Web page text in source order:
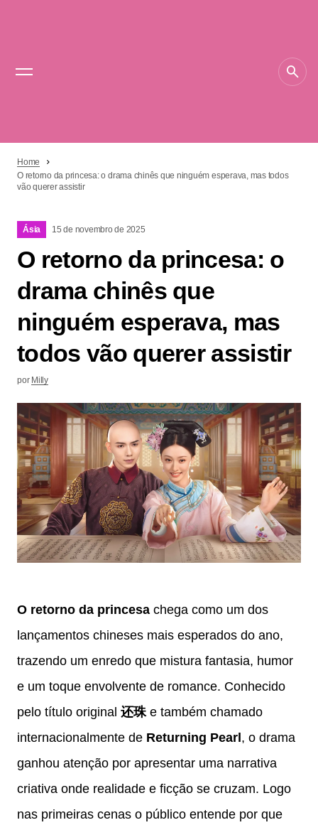
Home
O retorno da princesa: o drama chinês que ninguém esperava, mas todos
vão querer assistir
Ásia 15 de novembro de 2025
O retorno da princesa: o
drama chinês que
ninguém esperava, mas
todos vão querer assistir
por Milly
O retorno da princesa chega como um dos
lançamentos chineses mais esperados do ano,
trazendo um enredo que mistura fantasia, humor
e um toque envolvente de romance. Conhecido
pelo título original 还珠 e também chamado
internacionalmente de Returning Pearl, o drama
ganhou atenção por apresentar uma narrativa
criativa onde realidade e ficção se cruzam. Logo
nas primeiras cenas o público entende por que